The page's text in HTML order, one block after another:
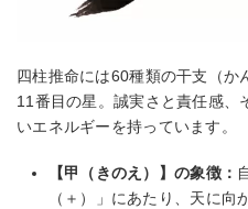
四柱推命には60種類の干支（か
11番目の星。誠実さと責任感、
いエネルギーを持っています。
【甲（きのえ）】の象徴：
（＋）」にあたり、天に向